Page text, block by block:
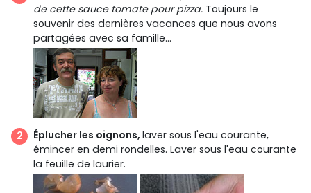
de cette sauce tomate pour pizza. Toujours le
souvenir des dernières vacances que nous avons
partagées avec sa famille...
Éplucher les oignons, laver sous l'eau courante,
émincer en demi rondelles. Laver sous l'eau courante
la feuille de laurier.